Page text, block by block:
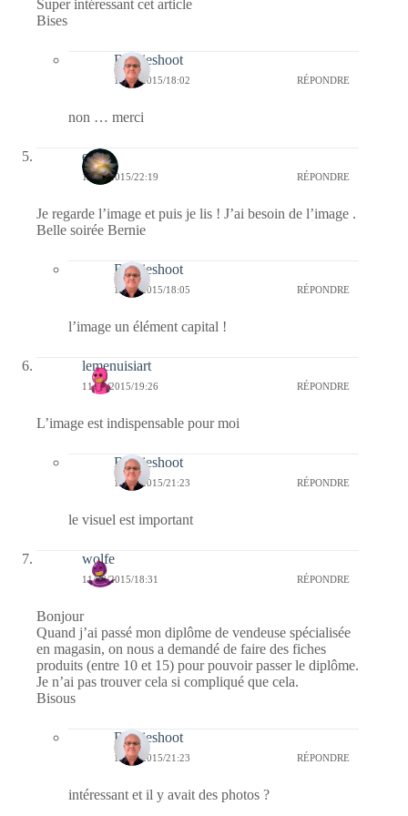
Super intéressant cet article
Bises
Bernieshoot
17/06/2015/18:02 RÉPONDRE
non … merci
erato
11/06/2015/22:19 RÉPONDRE
Je regarde l’image et puis je lis ! J’ai besoin de l’image .
Belle soirée Bernie
Bernieshoot
17/06/2015/18:05 RÉPONDRE
l’image un élément capital !
lemenuisiart
11/06/2015/19:26 RÉPONDRE
L’image est indispensable pour moi
Bernieshoot
11/06/2015/21:23 RÉPONDRE
le visuel est important
wolfe
11/06/2015/18:31 RÉPONDRE
Bonjour
Quand j’ai passé mon diplôme de vendeuse spécialisée
en magasin, on nous a demandé de faire des fiches
produits (entre 10 et 15) pour pouvoir passer le diplôme.
Je n’ai pas trouver cela si compliqué que cela.
Bisous
Bernieshoot
11/06/2015/21:23 RÉPONDRE
intéressant et il y avait des photos ?